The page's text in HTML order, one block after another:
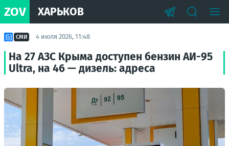
ZOV ХАРЬКОВ
СМИ 4 июля 2026, 11:48
На 27 АЗС Крыма доступен бензин АИ-95
Ultra, на 46 — дизель: адреса